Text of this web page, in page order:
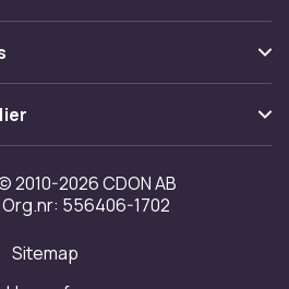
2010-2026 CDON AB
Org.nr: 556406-1702
Sitemap